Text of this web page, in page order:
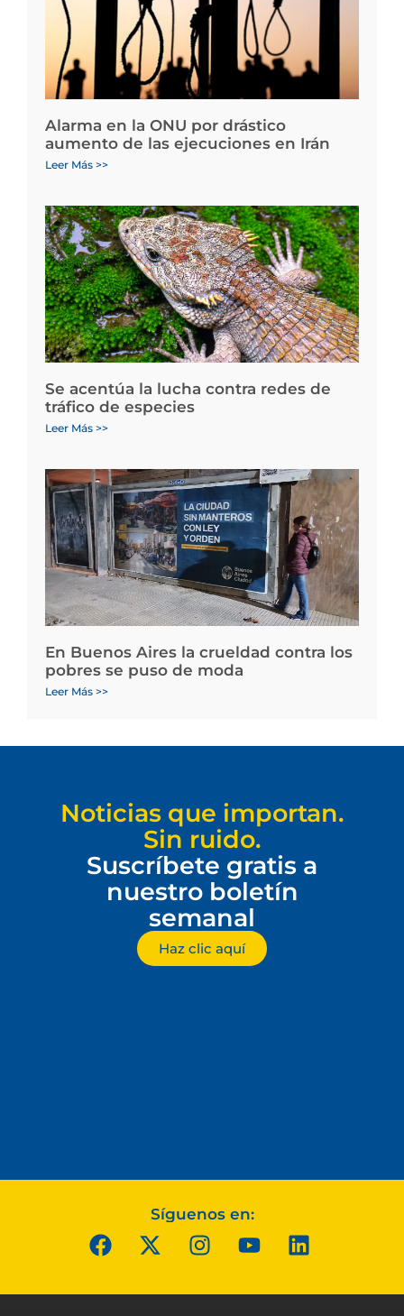
Alarma en la ONU por drástico
aumento de las ejecuciones en Irán
Leer Más >>
Se acentúa la lucha contra redes de
tráfico de especies
Leer Más >>
En Buenos Aires la crueldad contra los
pobres se puso de moda
Leer Más >>
Noticias que importan.
Sin ruido.
Suscríbete gratis a
nuestro boletín
semanal
Haz clic aquí
Síguenos en: